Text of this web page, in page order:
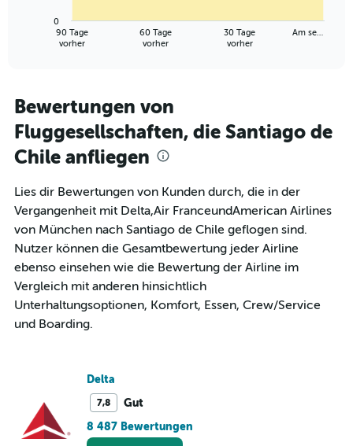
Range:
91
categories.
The
chart
1
Y
axis
displaying
values.
Range:
0
2400.
90 Tage
vorher
60 Tage
vorher
30 Tage
vorher
Am se…
0
Bewertungen von
Fluggesellschaften, die Santiago de
Chile anfliegen
Lies dir Bewertungen von Kunden durch, die in der
Vergangenheit mit Delta,Air FranceundAmerican Airlines
von München nach Santiago de Chile geflogen sind.
Nutzer können die Gesamtbewertung jeder Airline
ebenso einsehen wie die Bewertung der Airline im
Vergleich mit anderen hinsichtlich
Unterhaltungsoptionen, Komfort, Essen, Crew/Service
und Boarding.
Delta
7,8
Gut
8 487 Bewertungen